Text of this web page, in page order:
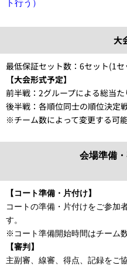
ト行う）
大
最低保証セット数：6セット(1
【大会形式予定】
前半戦：2グループによる総当
後半戦：各順位同士の順位決定
※チーム数によって変更する可
会場準備
【コート準備・片付け】
コートの準備・片付けをご参加
す。
※コート準備開始時間はチーム
【審判】
主副審、線審、得点、記録をご